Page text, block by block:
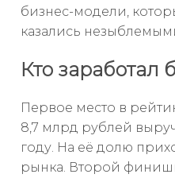
бизнес-модели,
казались
Кто заработал
Первое место в
8,7 млрд рублей
году. На её долю
рынка. Второй